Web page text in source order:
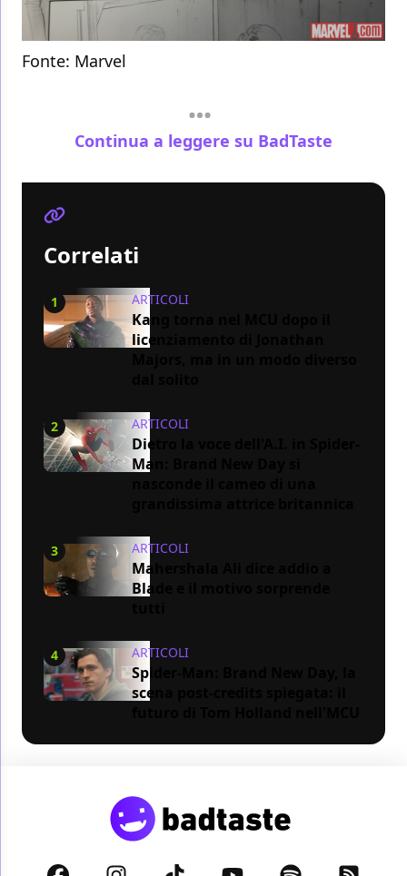
Fonte: Marvel
Continua a leggere su BadTaste
Correlati
1 ARTICOLI
Kang torna nel MCU dopo il
licenziamento di Jonathan
2 ARTICOLI
Dietro la voce dell'A.I. in Spider-
Man: Brand New Day si
3 ARTICOLI
Mahershala Ali dice addio a
Blade e il motivo sorprende
4 ARTICOLI
Spider-Man: Brand New Day, la
scena post-credits spiegata: il